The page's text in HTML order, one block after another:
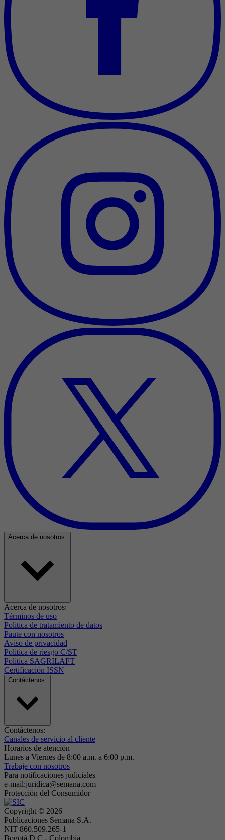
Acerca de nosotros:
Acerca de nosotros:
Términos de uso
Politica de tratamiento de datos
Paute con nosotros
Aviso de privacidad
Politica de riesgo C/ST
Politica SAGRILAFT
Certificación ISSN
Contáctenos:
Contáctenos:
Canales de servicio al cliente
Horarios de atención
Lunes a Viernes de 8:00 a.m. a 6:00 p.m.
Trabaje con nosotros
Para notificaciones judiciales
e-mail:juridica@semana.com
Protección del Consumidor
Copyright © 2026
Publicaciones Semana S.A.
NIT 860.509.265-1
Bogotá D.C.- Colombia